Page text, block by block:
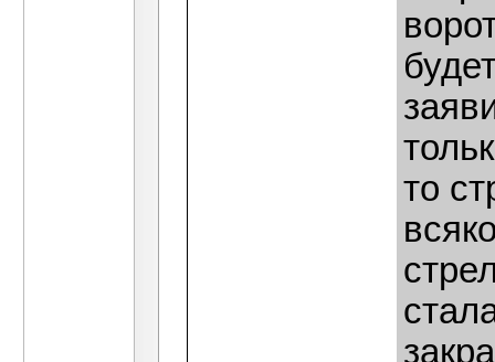
то